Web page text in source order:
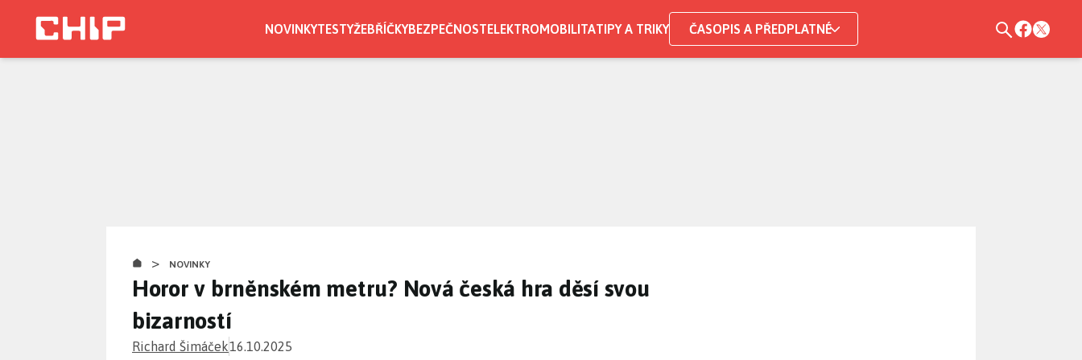
NOVINKYTESTYŽEBŘÍČKYBEZPEČNOSTELEKTROMOBILITATIPY A TRIKY ČASOPIS A PŘEDPLATNÉ
> NOVINKY
Horor v brněnském metru? Nová česká hra děsí svou
bizarností
Richard Šimáček16.10.2025